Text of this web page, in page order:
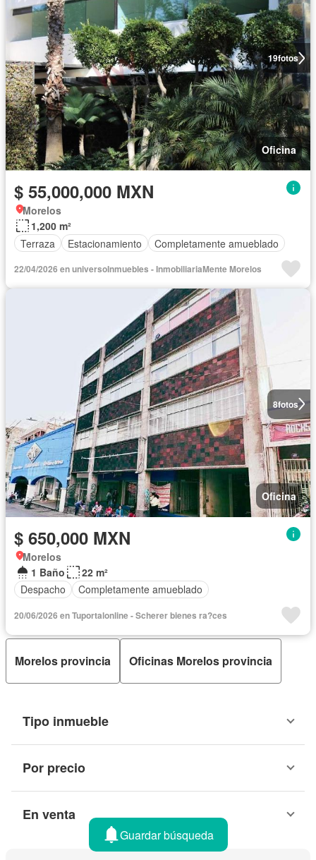
19fotos
Oficina
$ 55,000,000 MXN
Morelos
1,200 m²
Terraza
Estacionamiento Completamente amueblado
22/04/2026 en universoInmuebles - InmobiliariaMente Morelos
8fotos
Oficina
$ 650,000 MXN
Morelos
1 Baño
22 m²
Despacho
Completamente amueblado
20/06/2026 en Tuportalonline - Scherer bienes ra?ces
Morelos provincia Oficinas Morelos provincia
Tipo inmueble
Por precio
En venta
Guardar búsqueda